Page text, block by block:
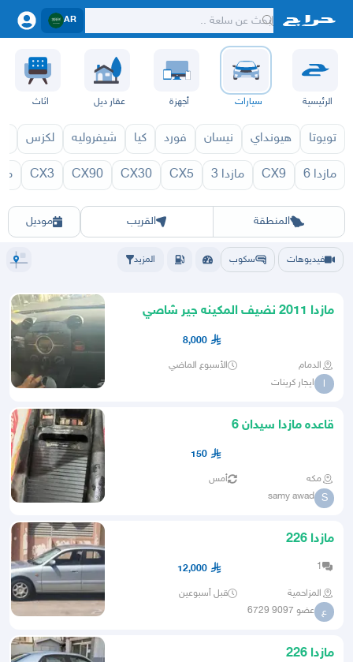
AR
الرئيسية سيارات أجهزة عقار ديل اثاث
تويوتا هيونداي نيسان فورد كيا شيفروليه لكزس
مازدا 6 CX9 مازدا 3 CX5
CX30
CX90
CX3
المنطقة
الرياض الشرقيه المدينة الطايف القصيمحائل أبها الباحة
القريب موديل
626 2027
فيديوهات سكوب المزيد
مازدا 2011 نضيف المكينه جير شاصي
8,000
الدمام الأسبوع الماضي
ا ايجار كرينات
قاعده مازدا سيدان 6
150
مكه أمس
S
samy awad
مازدا 226
1
12,000
المزاحمية قبل أسبوعين
ع عضو 9097 6729
مازدا 226